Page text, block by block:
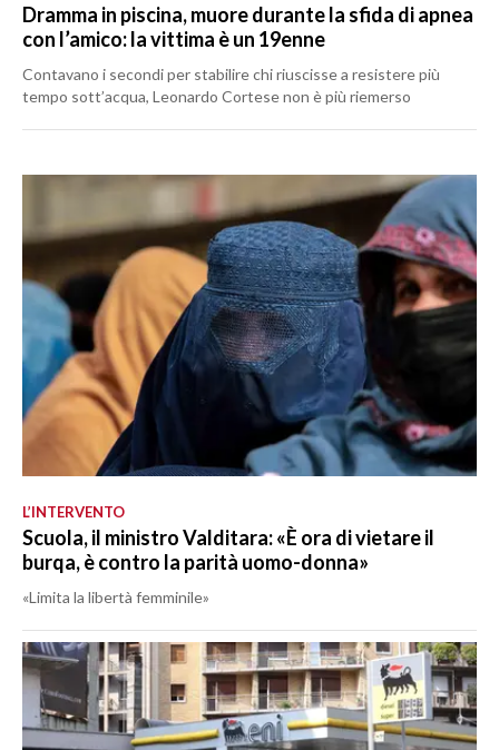
Dramma in piscina, muore durante la sfida di apnea
con l’amico: la vittima è un 19enne
Contavano i secondi per stabilire chi riuscisse a resistere più
tempo sott’acqua, Leonardo Cortese non è più riemerso
L’INTERVENTO
Scuola, il ministro Valditara: «È ora di vietare il
burqa, è contro la parità uomo-donna»
«Limita la libertà femminile»